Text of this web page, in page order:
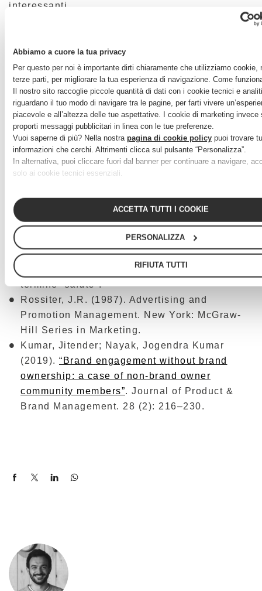
Abbiamo a cuore la tua privacy
Per questo per noi è importante dirti chiaramente che utilizziamo cookie,
terze parti, per migliorare la tua esperienza di navigazione. Come
Il nostro sito raccoglie piccole quantità di dati con i cookie tecnici e
riguardano il tuo modo di navigare tra le pagine, per farti vivere
piacevole e all’altezza delle tue aspettative. I cookie di marketing invece
proporti messaggi pubblicitari in linea con le tue preferenze.
Vuoi saperne di più? Nella nostra pagina di cookie policypuoi trovare
informazioni che cerchi. Altrimenti clicca sul pulsante “Personalizza”.
In alternativa, puoi cliccare fuori dal banner per continuare a navigare,
solo ai cookie tecnici essenziali.
ACCETTA TUTTI I COOKIE
PERSONALIZZA
RIFIUTA TUTTI
interessanti.
attuali e potenziali, o da clienti dei competitor.
Per tornare alla nostra
metafora quindi: innamorati, amici e potenziali
indifferenti o detrattori. Comprendere la
percezione delle persone,ascoltandole, ci aiuta
a fotografare labrand healthdi un’azienda e ci
permette di consigliare il nostro cliente su quali
suoi clienti o per rafforzare un rapporto di fiducia
o per instaurarne uno nuovo.
Bibliografia
Enciclopedia italiana Treccani, definizione del
termine “salute”.
Rossiter, J.R. (1987). Advertising and
Promotion Management. New York: McGraw-
Hill Series in Marketing.
Kumar, Jitender; Nayak, Jogendra Kumar
(2019). “Brand engagement without brand
ownership: a case of non-brand owner
community members”. Journal of Product &
Brand Management. 28 (2): 216–230.